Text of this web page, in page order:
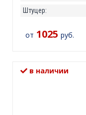
Штуцер:
от 1025 руб.
в наличии